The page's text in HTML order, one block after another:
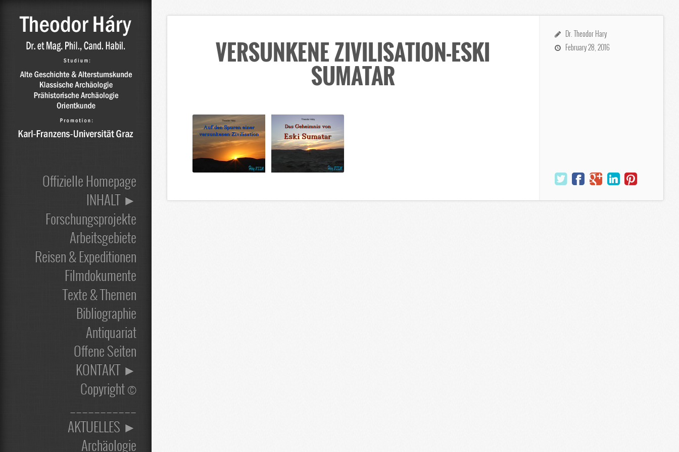
Offizielle Homepage
INHALT ►
Forschungsprojekte
Arbeitsgebiete
Reisen & Expeditionen
Filmdokumente
Texte & Themen
Bibliographie
Antiquariat
Offene Seiten
KONTAKT ►
Copyright ©
___________
AKTUELLES ►
Archäologie
VERSUNKENE ZIVILISATION-ESKI
SUMATAR
Dr. Theodor Hary
February 28, 2016